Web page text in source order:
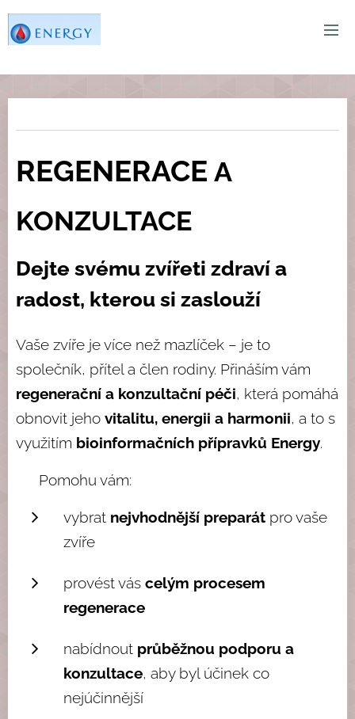
REGENERACE A
KONZULTACE
Dejte svému zvířeti zdraví a
radost, kterou si zaslouží
Vaše zvíře je více než mazlíček – je to
společník, přítel a člen rodiny. Přináším vám
regenerační a konzultační péči, která pomáhá
obnovit jeho vitalitu, energii a harmonii, a to s
využitím bioinformačních přípravků Energy.
✨ Pomohu vám:
vybrat nejvhodnější preparát pro vaše
zvíře
provést vás celým procesem
regenerace
nabídnout průběžnou podporu a
konzultace, aby byl účinek co
nejúčinnější